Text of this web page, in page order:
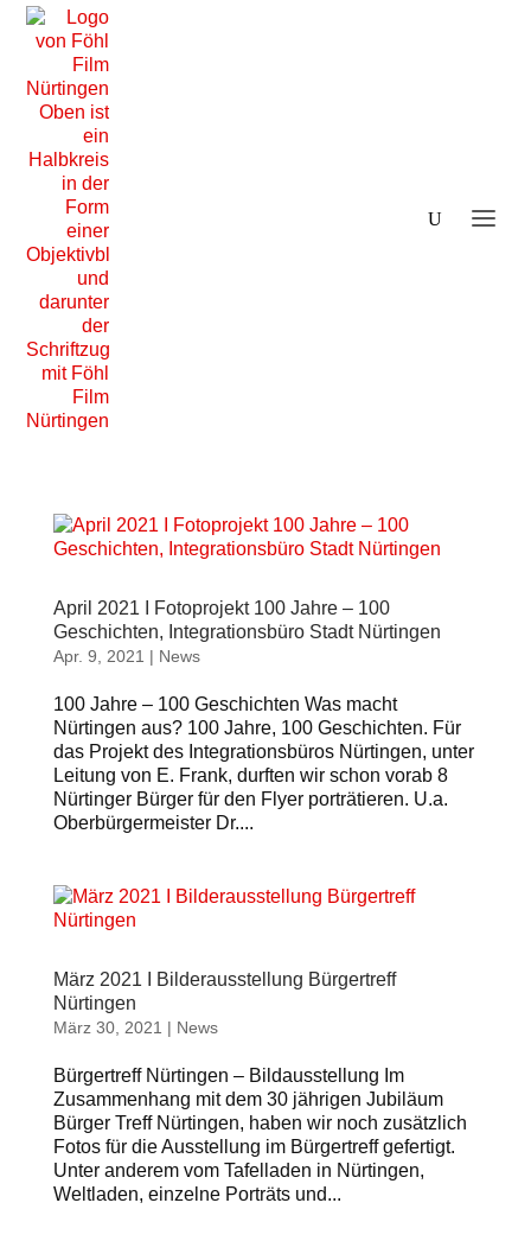
April 2021 I Fotoprojekt 100 Jahre – 100
Geschichten, Integrationsbüro Stadt Nürtingen
Apr. 9, 2021 | News
100 Jahre – 100 Geschichten Was macht
Nürtingen aus? 100 Jahre, 100 Geschichten. Für
das Projekt des Integrationsbüros Nürtingen, unter
Leitung von E. Frank, durften wir schon vorab 8
Nürtinger Bürger für den Flyer porträtieren. U.a.
Oberbürgermeister Dr....
März 2021 I Bilderausstellung Bürgertreff
Nürtingen
März 30, 2021 | News
Bürgertreff Nürtingen – Bildausstellung Im
Zusammenhang mit dem 30 jährigen Jubiläum
Bürger Treff Nürtingen, haben wir noch zusätzlich
Fotos für die Ausstellung im Bürgertreff gefertigt.
Unter anderem vom Tafelladen in Nürtingen,
Weltladen, einzelne Porträts und...